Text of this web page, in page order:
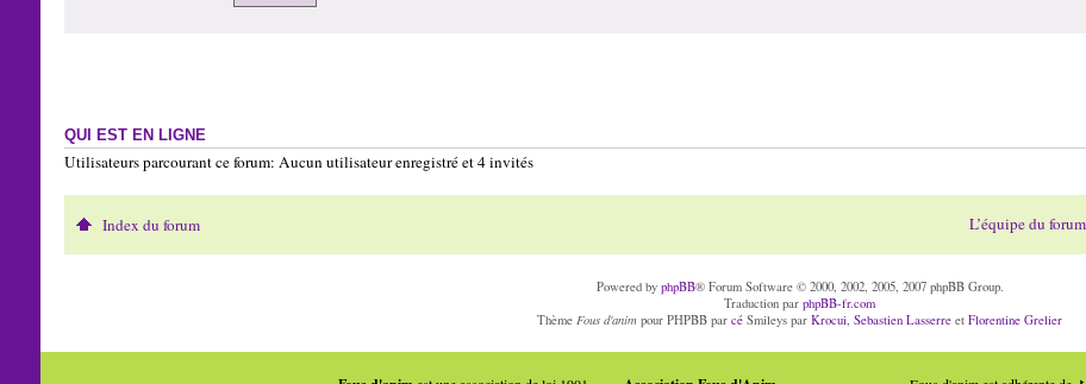
QUI EST EN LIGNE
Utilisateurs parcourant ce forum: Aucun utilisateur enregistré et 4 invités
Index du forum L’équipe du forum
Powered by phpBB® Forum Software © 2000, 2002, 2005, 2007 phpBB Group.
Traduction parphpBB-fr.com
ThèmeFous d'anim pour PHPBB parcé Smileys parKrocui,Sebastien Lasserre etFlorentine Grelier